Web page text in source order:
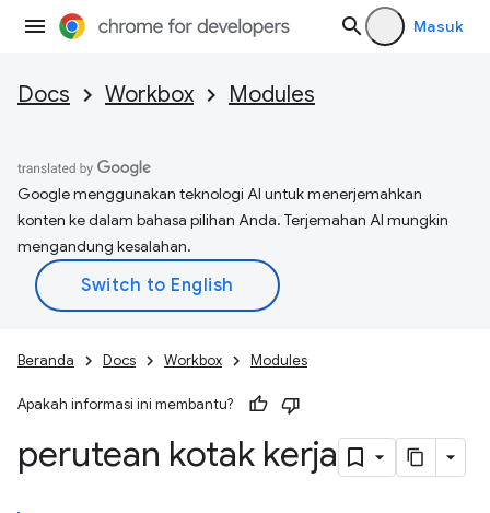
Masuk
Docs Workbox Modules
Google menggunakan teknologi AI untuk menerjemahkan
konten ke dalam bahasa pilihan Anda. Terjemahan AI mungkin
mengandung kesalahan.
Beranda Docs Workbox Modules
Apakah informasi ini membantu?
perutean kotak kerja